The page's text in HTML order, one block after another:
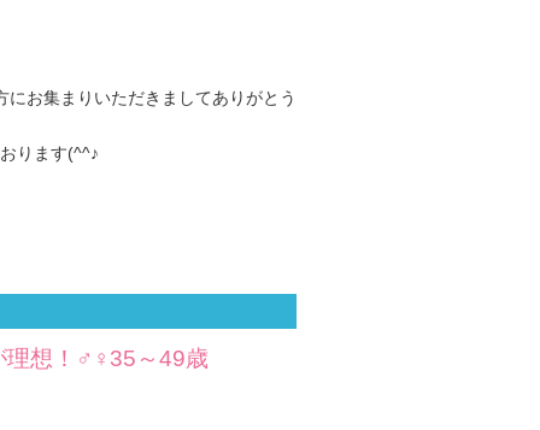
お集まりいただきましてありがとう
ります(^^♪
理想！♂♀35～49歳